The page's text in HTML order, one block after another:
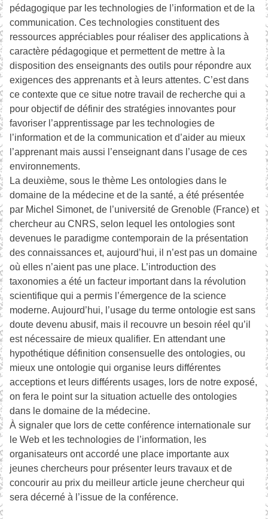
pédagogique par les technologies de l’information et de la
communication. Ces technologies constituent des
ressources appréciables pour réaliser des applications à
caractère pédagogique et permettent de mettre à la
disposition des enseignants des outils pour répondre aux
exigences des apprenants et à leurs attentes. C’est dans
ce contexte que ce situe notre travail de recherche qui a
pour objectif de définir des stratégies innovantes pour
favoriser l’apprentissage par les technologies de
l’information et de la communication et d’aider au mieux
l’apprenant mais aussi l’enseignant dans l’usage de ces
environnements.
La deuxième, sous le thème Les ontologies dans le
domaine de la médecine et de la santé, a été présentée
par Michel Simonet, de l’université de Grenoble (France) et
chercheur au CNRS, selon lequel les ontologies sont
devenues le paradigme contemporain de la présentation
des connaissances et, aujourd’hui, il n’est pas un domaine
où elles n’aient pas une place. L’introduction des
taxonomies a été un facteur important dans la révolution
scientifique qui a permis l’émergence de la science
moderne. Aujourd’hui, l’usage du terme ontologie est sans
doute devenu abusif, mais il recouvre un besoin réel qu’il
est nécessaire de mieux qualifier. En attendant une
hypothétique définition consensuelle des ontologies, ou
mieux une ontologie qui organise leurs différentes
acceptions et leurs différents usages, lors de notre exposé,
on fera le point sur la situation actuelle des ontologies
dans le domaine de la médecine.
À signaler que lors de cette conférence internationale sur
le Web et les technologies de l’information, les
organisateurs ont accordé une place importante aux
jeunes chercheurs pour présenter leurs travaux et de
concourir au prix du meilleur article jeune chercheur qui
sera décerné à l’issue de la conférence.